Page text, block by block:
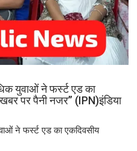
युवाओं ने फर्स्ट एड का
पर पैनी नजर” (IPN)इंडिया
ने फर्स्ट एड का एकदिवसीय